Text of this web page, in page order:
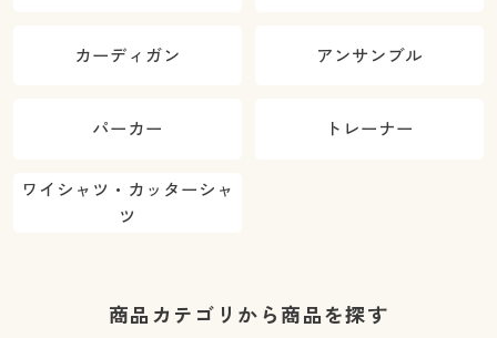
カーディガン アンサンブル
パーカー トレーナー
ワイシャツ・カッターシャ
ツ
商品カテゴリから商品を探す